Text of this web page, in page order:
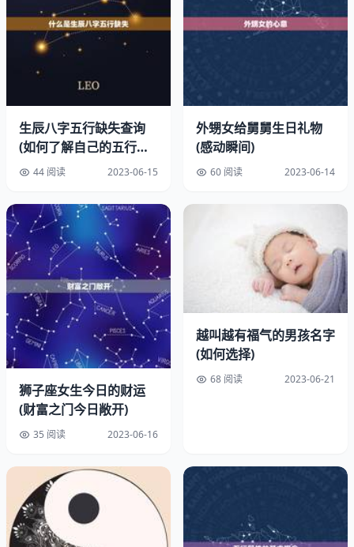
名字都是不错的选择。
二、音韵美感
名字的音韵美感也是选择名字时需要考虑的一个重要。一个
好听的名字可以让人感到舒适、愉悦，也容易让人记住。
在选择名字时，可以考虑一些音韵优美的字，如“婉”、
娜”、“欣语”、“清馨”等。
三、文化背景
名字的文化背景也是选择名字时需要考虑的一个重要。不同
的文化背景会影响名字的含义和音韵美感，需要根据自己的
文化背景选择合适的名字。
在中国传统文化中，有很多与吉祥、富贵有关的名字，如
“瑞雪”、“如意”、“金玉”等。而在西方文化中，一些带有气
息的名字也很受欢迎，如“Victoria”、“Elizabeth”等。
四、个性特点
名字也可以反映女孩的个性特点。选择一个与女孩个性相符
合的名字，可以让女孩更加自信、自信。
在选择名字时，可以考虑女孩的性格特点，如“聪明”、“勇
敢”、“善良”等。也可以考虑女孩的爱好、特长等，如“琴
音”、“舞蹈”、“画画”等。
生辰八字五行缺失查询
(如何了解自己的五行缺
失)44 阅读 2023-06-15
外甥女给舅舅生日礼物
(感动瞬间)
60 阅读 2023-06-14
狮子座女生今日的财运
(财富之门今日敞开)
35 阅读 2023-06-16
越叫越有福气的男孩名字
(如何选择)
68 阅读 2023-06-21